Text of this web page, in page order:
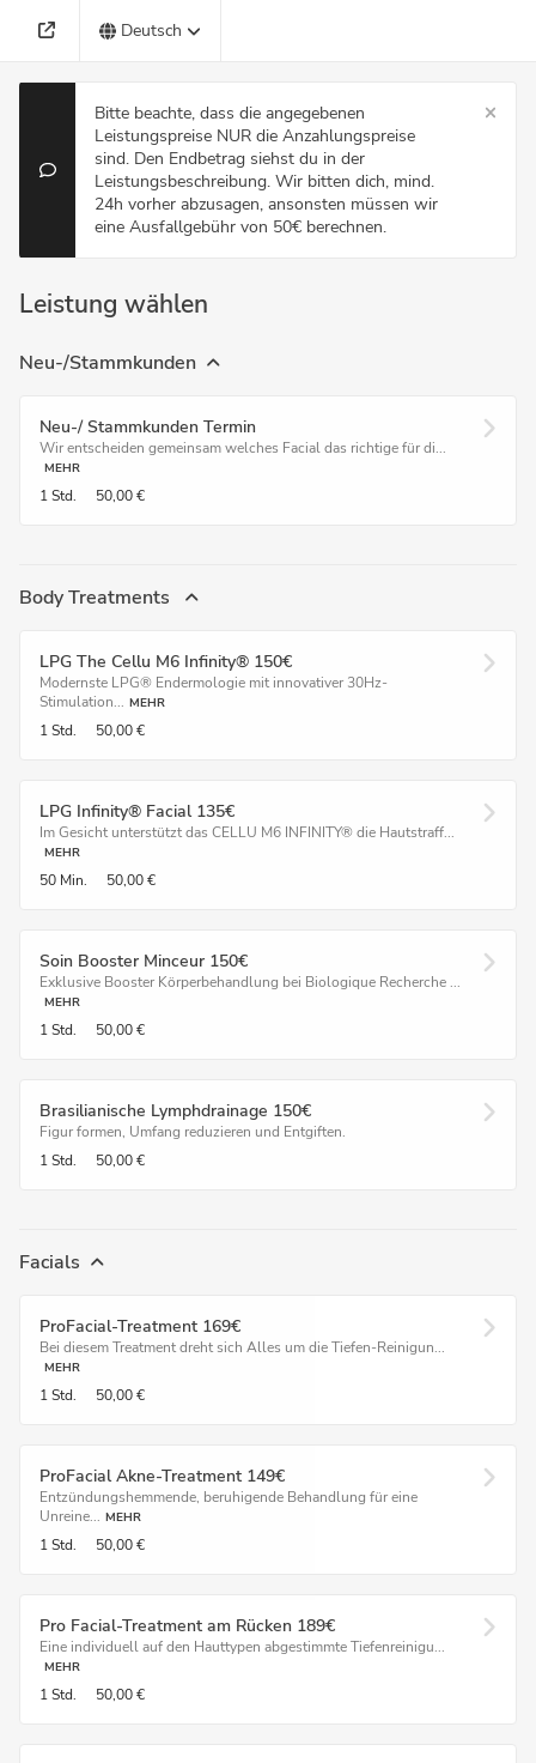
Deutsch
Bitte beachte, dass die angegebenen
Leistungspreise NUR die Anzahlungspreise
sind. Den Endbetrag siehst du in der
Leistungsbeschreibung. Wir bitten dich, mind.
24h vorher abzusagen, ansonsten müssen wir
eine Ausfallgebühr von 50€ berechnen.
Leistung wählen
Neu-/Stammkunden
Neu-/ Stammkunden Termin
Wir entscheiden gemeinsam welches Facial das richtige für di...
MEHR
1 Std. 50,00 €
Body Treatments
LPG The Cellu M6 Infinity® 150€
Modernste LPG® Endermologie mit innovativer 30Hz-
Stimulation... MEHR
1 Std. 50,00 €
LPG Infinity® Facial 135€
Im Gesicht unterstützt das CELLU M6 INFINITY® die Hautstraff...
MEHR
50 Min. 50,00 €
Soin Booster Minceur 150€
Exklusive Booster Körperbehandlung bei Biologique Recherche ...
MEHR
1 Std. 50,00 €
Brasilianische Lymphdrainage 150€
Figur formen, Umfang reduzieren und Entgiften.
1 Std.
50,00 €
Facials
ProFacial-Treatment 169€
Bei diesem Treatment dreht sich Alles um die Tiefen-Reinigun...
MEHR
1 Std. 50,00 €
ProFacial Akne-Treatment 149€
Entzündungshemmende, beruhigende Behandlung für eine
Unreine... MEHR
1 Std. 50,00 €
Pro Facial-Treatment am Rücken 189€
Eine individuell auf den Hauttypen abgestimmte Tiefenreinigu...
MEHR
1 Std. 50,00 €